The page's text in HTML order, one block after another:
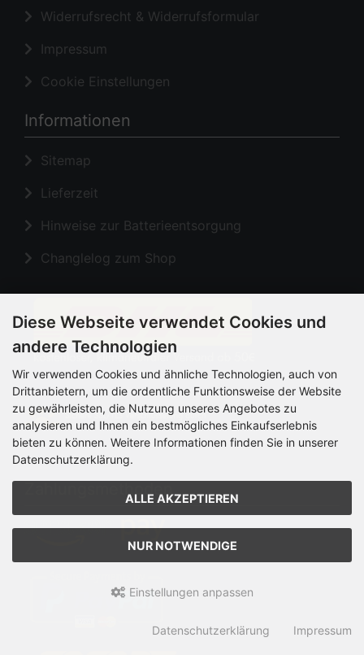
Widerrufsrecht & Widerrufsformular
Impressum
Cookie Einstellungen
Informationen
Sitemap
Lieferzeit
Hinweise zur Batterieentsorgung
Changlelog zum Shop
Diese Webseite verwendet Cookies und
andere Technologien
Wir verwenden Cookies und ähnliche Technologien, auch von
Drittanbietern, um die ordentliche Funktionsweise der Website
zu gewährleisten, die Nutzung unseres Angebotes zu
analysieren und Ihnen ein bestmögliches Einkaufserlebnis
bieten zu können. Weitere Informationen finden Sie in unserer
Datenschutzerklärung.
ALLE AKZEPTIEREN
NUR NOTWENDIGE
Einstellungen anpassen
Datenschutzerklärung Impressum